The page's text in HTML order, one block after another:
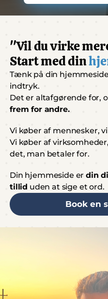
"Vil du virke
Start med din
Tænk på din
indtryk.
Det er altafgørende for,
frem for andre.
Vi køber af mennesker,
Vi køber af
det, man betaler for.
Din hjemmeside er din
tillid uden at sige et ord.
Book en